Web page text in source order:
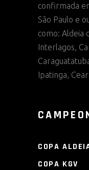
confirmada
São Paulo e
como: Aldeia
Interlagos,
Ipatinga,
COPA
COPA KGV